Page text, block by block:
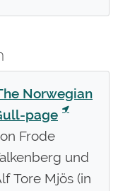
Norwegian
page
Frode
und
Tore Mjös (in